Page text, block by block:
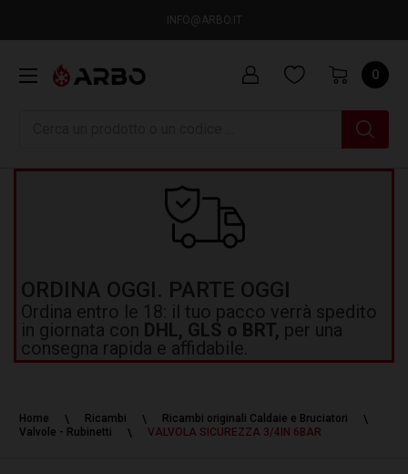
INFO@ARBO.IT
0
ORDINA OGGI. PARTE OGGI
Ordina entro le 18: il tuo pacco verrà spedito
in giornata con DHL, GLS o BRT, per una
consegna rapida e affidabile.
Home Ricambi
Ricambi originali Caldaie e Bruciatori
Valvole - Rubinetti
VALVOLA SICUREZZA 3/4IN 6BAR